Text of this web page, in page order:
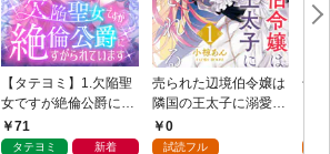
【タテヨミ】1.欠陥聖
女ですが絶倫公爵にす
がられています
71
タテヨミ 新着
売られた辺境伯令嬢は
隣国の王太子に溺愛さ
れる 1
0
試読フル
千
家